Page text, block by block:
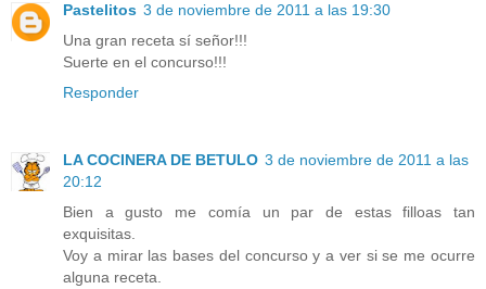
Pastelitos 3 de noviembre de 2011 a las 19:30
Una gran receta sí señor!!!
Suerte en el concurso!!!
Responder
LA COCINERA DE BETULO 3 de noviembre de 2011 a las
20:12
Bien a gusto me comía un par de estas filloas tan
exquisitas.
Voy a mirar las bases del concurso y a ver si se me ocurre
alguna receta.